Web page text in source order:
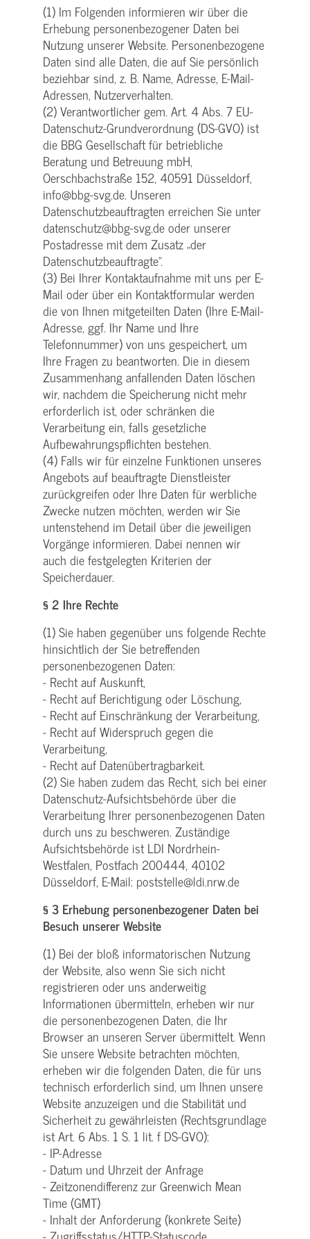
(1) Im Folgenden informieren wir über die
Erhebung personenbezogener Daten bei
Nutzung unserer Website. Personenbezogene
Daten sind alle Daten, die auf Sie persönlich
beziehbar sind, z. B. Name, Adresse, E-Mail-
Adressen, Nutzerverhalten.
(2) Verantwortlicher gem. Art. 4 Abs. 7 EU-
Datenschutz-Grundverordnung (DS-GVO) ist
die BBG Gesellschaft für betriebliche
Beratung und Betreuung mbH,
Oerschbachstraße 152, 40591 Düsseldorf,
info@bbg-svg.de. Unseren
Datenschutzbeauftragten erreichen Sie unter
datenschutz@bbg-svg.de oder unserer
Postadresse mit dem Zusatz „der
Datenschutzbeauftragte“.
(3) Bei Ihrer Kontaktaufnahme mit uns per E-
Mail oder über ein Kontaktformular werden
die von Ihnen mitgeteilten Daten (Ihre E-Mail-
Adresse, ggf. Ihr Name und Ihre
Telefonnummer) von uns gespeichert, um
Ihre Fragen zu beantworten. Die in diesem
Zusammenhang anfallenden Daten löschen
wir, nachdem die Speicherung nicht mehr
erforderlich ist, oder schränken die
Verarbeitung ein, falls gesetzliche
Aufbewahrungspflichten bestehen.
(4) Falls wir für einzelne Funktionen unseres
Angebots auf beauftragte Dienstleister
zurückgreifen oder Ihre Daten für werbliche
Zwecke nutzen möchten, werden wir Sie
untenstehend im Detail über die jeweiligen
Vorgänge informieren. Dabei nennen wir
auch die festgelegten Kriterien der
Speicherdauer.
§ 2 Ihre Rechte
(1) Sie haben gegenüber uns folgende Rechte
hinsichtlich der Sie betreffenden
personenbezogenen Daten:
- Recht auf Auskunft,
- Recht auf Berichtigung oder Löschung,
- Recht auf Einschränkung der Verarbeitung,
- Recht auf Widerspruch gegen die
Verarbeitung,
- Recht auf Datenübertragbarkeit.
(2) Sie haben zudem das Recht, sich bei einer
Datenschutz-Aufsichtsbehörde über die
Verarbeitung Ihrer personenbezogenen Daten
durch uns zu beschweren. Zuständige
Aufsichtsbehörde ist LDI Nordrhein-
Westfalen, Postfach 200444, 40102
Düsseldorf, E-Mail: poststelle@ldi.nrw.de
§ 3 Erhebung personenbezogener Daten bei
Besuch unserer Website
(1) Bei der bloß informatorischen Nutzung
der Website, also wenn Sie sich nicht
registrieren oder uns anderweitig
Informationen übermitteln, erheben wir nur
die personenbezogenen Daten, die Ihr
Browser an unseren Server übermittelt. Wenn
Sie unsere Website betrachten möchten,
erheben wir die folgenden Daten, die für uns
technisch erforderlich sind, um Ihnen unsere
Website anzuzeigen und die Stabilität und
Sicherheit zu gewährleisten (Rechtsgrundlage
ist Art. 6 Abs. 1 S. 1 lit. f DS-GVO):
- IP-Adresse
- Datum und Uhrzeit der Anfrage
- Zeitzonendifferenz zur Greenwich Mean
Time (GMT)
- Inhalt der Anforderung (konkrete Seite)